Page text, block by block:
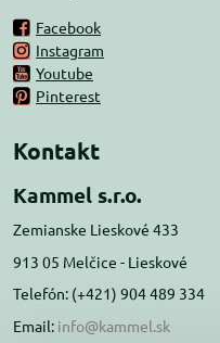
Facebook
Instagram
Youtube
Pinterest
Kontakt
Kammel s.r.o.
Zemianske Lieskové 433
913 05 Melčice - Lieskové
Telefón: (+421) 904 489 334
Email: info@kammel.sk